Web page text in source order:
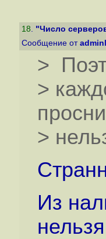
18. "Число
Сообщение от
>
>
>
Из